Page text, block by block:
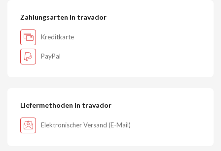
Zahlungsarten in travador
Kreditkarte
PayPal
Liefermethoden in travador
Elektronischer Versand (E-Mail)